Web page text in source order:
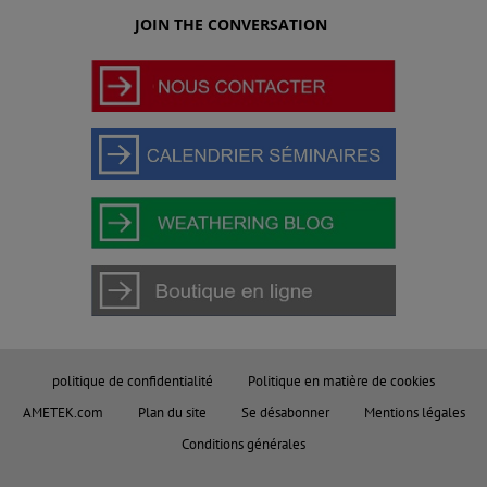
JOIN THE CONVERSATION
politique de confidentialité
Politique en matière de cookies
AMETEK.com
Plan du site Se désabonner
Mentions légales
Conditions générales